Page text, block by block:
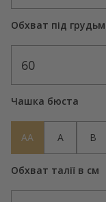
Обхват під
60
Чашка бюста
AA A B
Обхват талії в см